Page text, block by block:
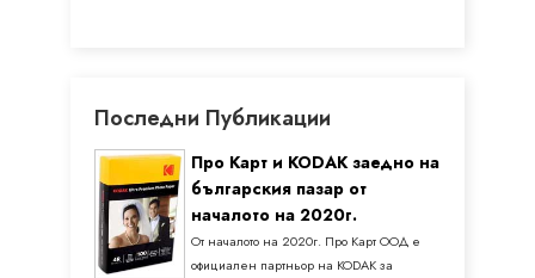
Последни Публикации
Про Карт и KODAK заедно на
българския пазар от
началото на 2020г.
От началото на 2020г. Про Карт ООД е
официален партньор на KODAK за